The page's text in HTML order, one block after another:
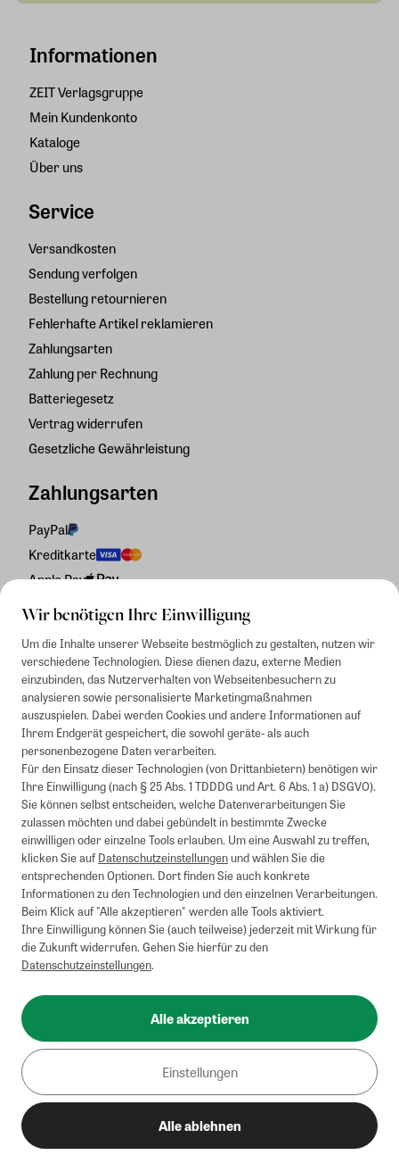
Wir benötigen Ihre Einwilligung
Um die Inhalte unserer Webseite bestmöglich zu gestalten, nutzen wir
verschiedene Technologien. Diese dienen dazu, externe Medien
einzubinden, das Nutzerverhalten von Webseitenbesuchern zu
analysieren sowie personalisierte Marketingmaßnahmen
auszuspielen. Dabei werden Cookies und andere Informationen auf
Ihrem Endgerät gespeichert, die sowohl geräte- als auch
personenbezogene Daten verarbeiten.
Für den Einsatz dieser Technologien (von Drittanbietern) benötigen wir
Ihre Einwilligung (nach § 25 Abs. 1 TDDDG und Art. 6 Abs. 1 a) DSGVO).
Sie können selbst entscheiden, welche Datenverarbeitungen Sie
zulassen möchten und dabei gebündelt in bestimmte Zwecke
einwilligen oder einzelne Tools erlauben. Um eine Auswahl zu treffen,
klicken Sie aufDatenschutzeinstellungenund wählen Sie die
entsprechenden Optionen. Dort finden Sie auch konkrete
Informationen zu den Technologien und den einzelnen Verarbeitungen.
Beim Klick auf "Alle akzeptieren" werden alle Tools aktiviert.
Ihre Einwilligung können Sie (auch teilweise) jederzeit mit Wirkung für
die Zukunft widerrufen. Gehen Sie hierfür zu den
Datenschutzeinstellungen.
Alle akzeptieren
Einstellungen
Alle ablehnen
Informationen
ZEIT Verlagsgruppe
Mein Kundenkonto
Kataloge
Über uns
Service
Versandkosten
Sendung verfolgen
Bestellung retournieren
Fehlerhafte Artikel reklamieren
Zahlungsarten
Zahlung per Rechnung
Batteriegesetz
Vertrag widerrufen
Gesetzliche Gewährleistung
Zahlungsarten
PayPal
Kreditkarte
Apple Pay
Rechnung